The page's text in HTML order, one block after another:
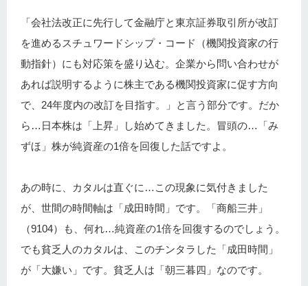
「会社法改正に先行して金融庁と東京証券取引所が改訂
を進めるスチュワードシップ・コード（機関投資家の行
動指針）にも対応策を盛り込む。企業から問い合わせが
あれば説明するように株主である機関投資家に促す方向
で、24年度内の改訂を目指す。」と言う部分です。だか
ら…日本株は「上昇」し始めてきました。冒頭の…「み
ずほ」株が純資産の1倍を回復した話ですよ。
あの時に、カタルは直ぐに…この現象に気付きました
が、世間の時間軸は「成田時間」です。「商船三井」
（9104）も、何れ…純資産の1倍を回復するのでしょう。
でも貧乏人のカタルは、このチンタラした「成田時間」
が「大嫌い」です。貧乏人は「朝三暮四」なのです。